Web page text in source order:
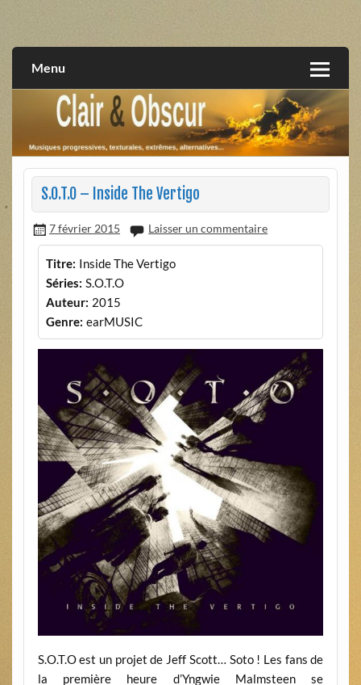
extrêmes, alternatives, texturales
Menu
S.O.T.O – Inside The Vertigo
7 février 2015 Laisser un commentaire
Titre: Inside The Vertigo
Séries: S.O.T.O
Auteur: 2015
Genre: earMUSIC
S.O.T.O est un projet de Jeff Scott… Soto ! Les fans de
la première heure d’Yngwie Malmsteen se